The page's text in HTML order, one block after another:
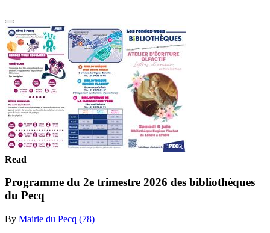
Read
Programme du 2e trimestre 2026 des bibliothèques
du Pecq
By Mairie du Pecq (78)